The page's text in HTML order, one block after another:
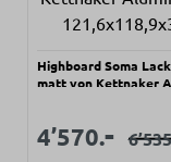
Highboard Soma
matt von Kettnaker
4’570.-